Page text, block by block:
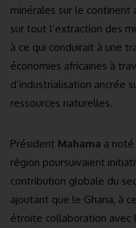
minérales sur le
sur tout l’extraction des
à ce qui conduirait à une
économies africaines à
d’industrialisation ancrée
ressources naturelles.
Président Mahama a
région poursuivaient
contribution globale du
ajoutant que le Ghana, à
étroite collaboration avec